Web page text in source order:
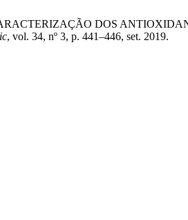
DOS
, vol. 34, nº 3, p. 441–446, set. 2019.